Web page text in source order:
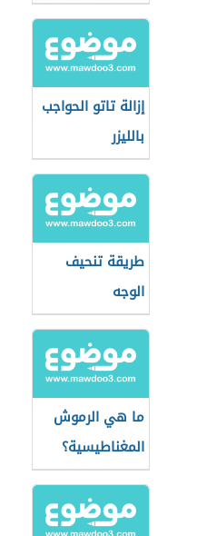
إزالة تاتو الحواجب
بالليزر
طريقة تنحيف
الوجه
ما هي الرموش
المغناطيسية؟